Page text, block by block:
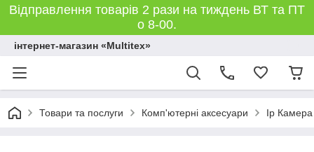
Відправлення товарів 2 рази на тиждень ВТ та ПТ
о 8-00.
інтернет-магазин «Multitex»
Товари та послуги Комп'ютерні аксесуари Ip Камера